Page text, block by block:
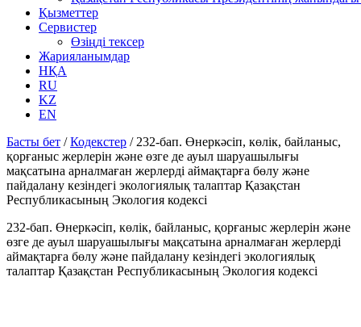
Қызметтер
Сервистер
Өзіңді тексер
Жарияланымдар
НҚА
RU
KZ
EN
Басты бет /Кодекстер / 232-бап. Өнеркәсіп, көлік, байланыс,
қорғаныс жерлерін және өзге де ауыл шаруашылығы
мақсатына арналмаған жерлерді аймақтарға бөлу және
пайдалану кезіндегі экологиялық талаптар Қазақстан
Республикасының Экология кодексі
232-бап. Өнеркәсіп, көлік, байланыс, қорғаныс жерлерін және
өзге де ауыл шаруашылығы мақсатына арналмаған жерлерді
аймақтарға бөлу және пайдалану кезіндегі экологиялық
талаптар Қазақстан Республикасының Экология кодексі